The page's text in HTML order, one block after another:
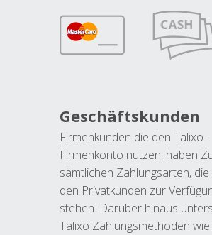
Geschäftskunden
Firmenkunden die den Talixo-
Firmenkonto nutzen, haben
sämtlichen Zahlungsarten, die
den Privatkunden zur
stehen. Darüber hinaus
Talixo Zahlungsmethoden wie